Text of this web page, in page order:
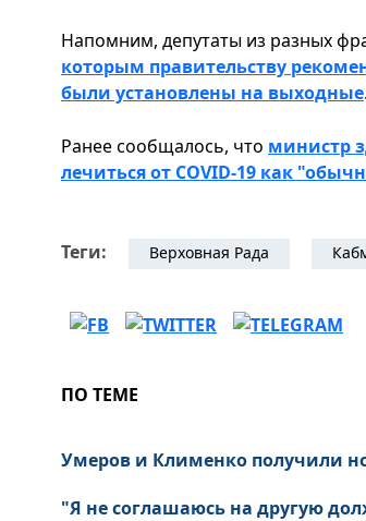
Напомним, депутаты из разных
которым правительству
были установлены на выходные.
Ранее сообщалось, что министр
лечиться от COVID-19 как
Теги: Верховная Рада
ПО ТЕМЕ
Умеров и Клименко получили
"Я не соглашаюсь на другую